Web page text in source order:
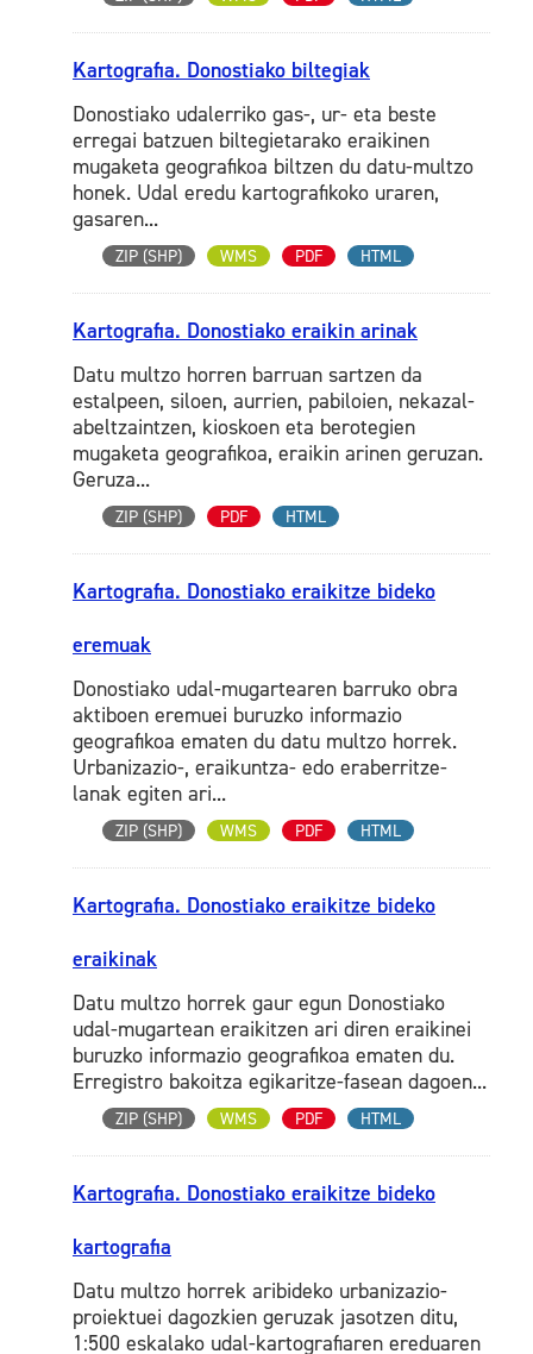
Kartografia. Donostiako biltegiak
Donostiako udalerriko gas-, ur- eta beste
erregai batzuen biltegietarako eraikinen
mugaketa geografikoa biltzen du datu-multzo
honek. Udal eredu kartografikoko uraren,
gasaren...
ZIP (SHP) WMS PDF HTML
Kartografia. Donostiako eraikin arinak
Datu multzo horren barruan sartzen da
estalpeen, siloen, aurrien, pabiloien, nekazal-
abeltzaintzen, kioskoen eta berotegien
mugaketa geografikoa, eraikin arinen geruzan.
Geruza...
ZIP (SHP) PDF HTML
Kartografia. Donostiako eraikitze bideko
eremuak
Donostiako udal-mugartearen barruko obra
aktiboen eremuei buruzko informazio
geografikoa ematen du datu multzo horrek.
Urbanizazio-, eraikuntza- edo eraberritze-
lanak egiten ari...
ZIP (SHP) WMS PDF HTML
Kartografia. Donostiako eraikitze bideko
eraikinak
Datu multzo horrek gaur egun Donostiako
udal-mugartean eraikitzen ari diren eraikinei
buruzko informazio geografikoa ematen du.
Erregistro bakoitza egikaritze-fasean dagoen...
ZIP (SHP) WMS PDF HTML
Kartografia. Donostiako eraikitze bideko
kartografia
Datu multzo horrek aribideko urbanizazio-
proiektuei dagozkien geruzak jasotzen ditu,
1:500 eskalako udal-kartografiaren ereduaren